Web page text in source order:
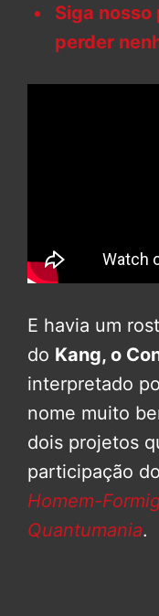
Siga
perder
E havia um
do Kang, o
interpretado
nome muito
dois projetos
participação
Homem-
Quantumania.